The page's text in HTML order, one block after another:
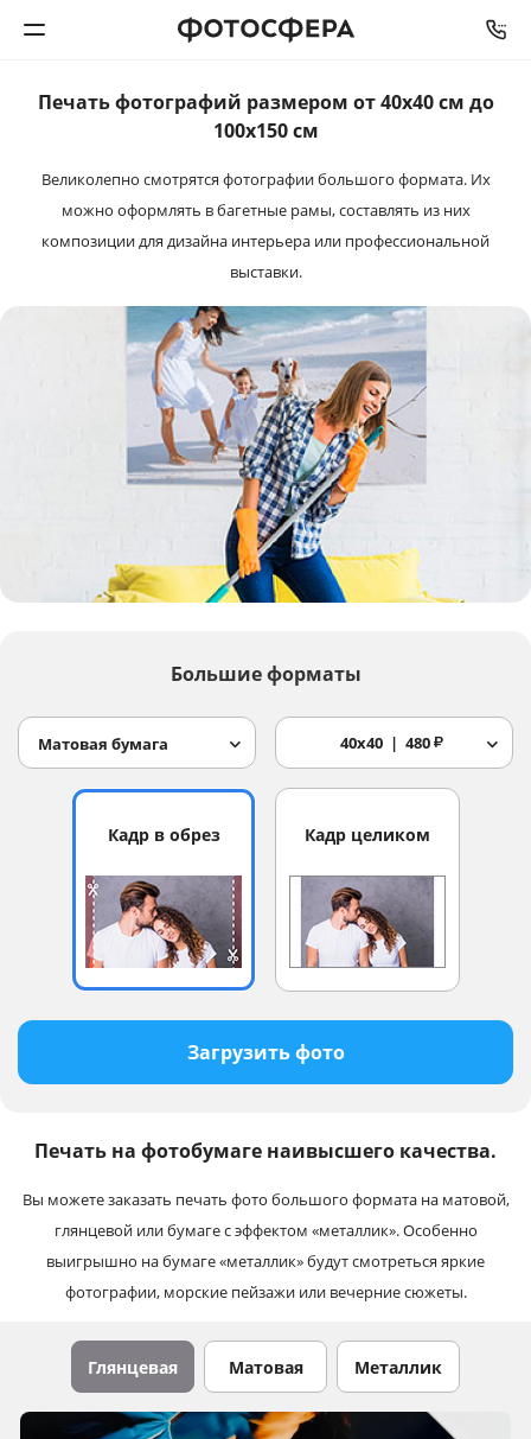
Фотокниги
Календари
Интерьерная печать
Багетная мастерская
Услуги и сервис
Печать фотографий размером от 40х40 см до
100x150 см
Великолепно смотрятся фотографии большого формата. Их
можно оформлять в багетные рамы, составлять из них
композиции для дизайна интерьера или профессиональной
выставки.
Большие форматы
Матовая бумага 40x40 480₽
Кадр в обрез Кадр целиком
Загрузить фото
Печать на фотобумаге наивысшего качества.
Вы можете заказать печать фото большого формата на матовой,
глянцевой или бумаге с эффектом «металлик». Особенно
выигрышно на бумаге «металлик» будут смотреться яркие
фотографии, морские пейзажи или вечерние сюжеты.
Глянцевая Матовая Металлик